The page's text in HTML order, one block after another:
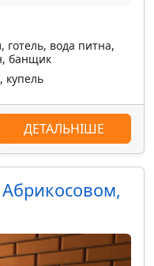
готель, вода питна,
банщик
купель
ДЕТАЛЬНІШЕ